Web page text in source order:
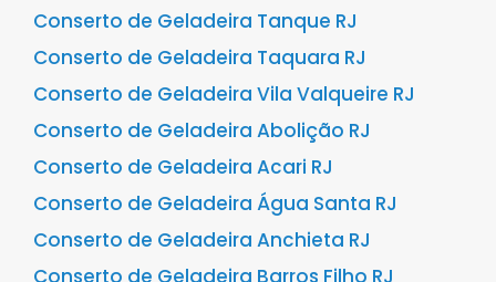
Conserto de Geladeira Tanque RJ
Conserto de Geladeira Taquara RJ
Conserto de Geladeira Vila Valqueire RJ
Conserto de Geladeira Abolição RJ
Conserto de Geladeira Acari RJ
Conserto de Geladeira Água Santa RJ
Conserto de Geladeira Anchieta RJ
Conserto de Geladeira Barros Filho RJ